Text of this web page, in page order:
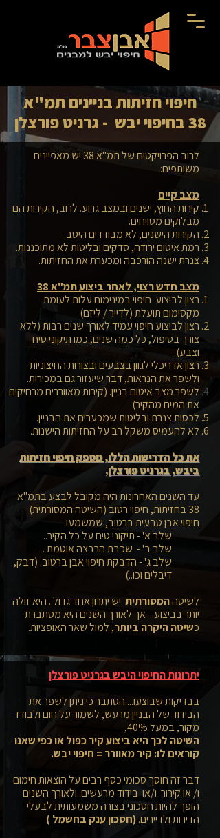
לרוב הפרויקטים של תמ"א 38 יש מאפיינים
משותפים:
מצב קיים
קירות החוץ, ישנים ובמצב גרוע. לרוב, הקירות הם
מבלוקים מטויחים.
הקירות הישנים, לא מבודדים היטב.
רמת איטום ירודה, סדקים ובליטות לא מתוכננות.
צנרת ישנה הורכבה ומכערת את החזיתות.
מצב חדש רצוי, לאחר ביצוע תמ"א 38
רצון לביצוע חיפוי במינימום עלות לעומת
מקסימום תועלת (לדייר / ליזם)
רצון לביצוע חיפוי עמיד לאורך שנים רבות (ללא
צורך בטיפול, כל כמה שנים, כמו תיקוני טיח
וצבע).
רצון אדריכלי לגוון בצבעים ובצורות החיצוניות
ולשפר את הנראות, דבר שיעזור גם במכירות.
לשפר מצב איטום בניין. (קירות מאווררים מרחיקים
את המים מהקיר)
לכסות צנרת ובליטות שמכערים את הבניין.
לא להעמיס משקל רב על החזיתות הישנות.
את כל הדרישות הללו, מספק חיפוי חזיתות
ביבש, בגרניט פורצלן.
עד השנים האחרונות היה מקובל לבצע בתמ"א
38 בחזיתות, חיפוי רטוב (השיטה המסורתית)
חיפוי אבן טבעית ברטוב, שמשמעו:
שלב א' - תיקוני טיח על כל הקיר..
שלב ב' - שכבת הרבצה אוטמת .
שלב ג' - הדבקת חיפוי אבן ברטוב. (דבק,
דיבלים וכו..)
לשיטההמסורתית יש יתרון אחד גדול.. היא זולה
יותר בביצוע.. אך לאורך השנים היא מסתברת
כשיטה היקרה ביותר, למול שאר האופציות.
יתרונות החיפוי היבש בגרניט פורצלן
בבדיקות שבוצעו....הסתבר כי ניתן לשפר את
הבידוד של הבניין מרעש, לשמור על חום ולבודד
מקור, במעל 40%,
השיטה לכך היא ביצוע קיר כפול או כפי שאנו
קוראים לו: קיר מאוורר = חיפוי יבש.
דבר זה חוסך סכומי כסף רבים על הוצאות חימום
ו/ או קירור ו/או בידוד מרעשים..ולאורך השנים
הופך להיות חסכוני בצורה משמעותית לבעלי
הדירות ולדיירים. (חסכון ענק בחשמל )
חיפוי חזיתות בניינים תמ"א
38 בחיפוי יבש - גרניט פורצלן